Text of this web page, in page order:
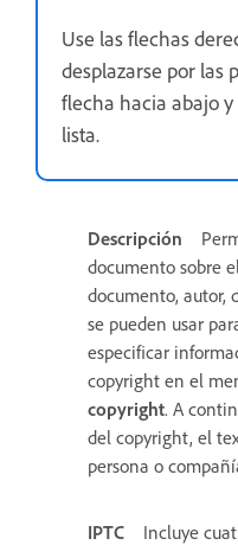
Use las flechas
desplazarse por las
flecha hacia abajo
lista.
Descripción
documento sobre
documento, autor,
se pueden usar
especificar
copyright en el
copyright. A
del copyright, el
persona o
IPTC
Incluye